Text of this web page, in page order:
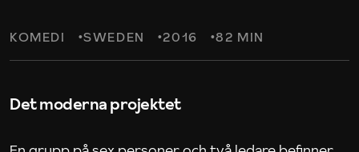
KOMEDI SWEDEN 2016 82 MIN
Det moderna projektet